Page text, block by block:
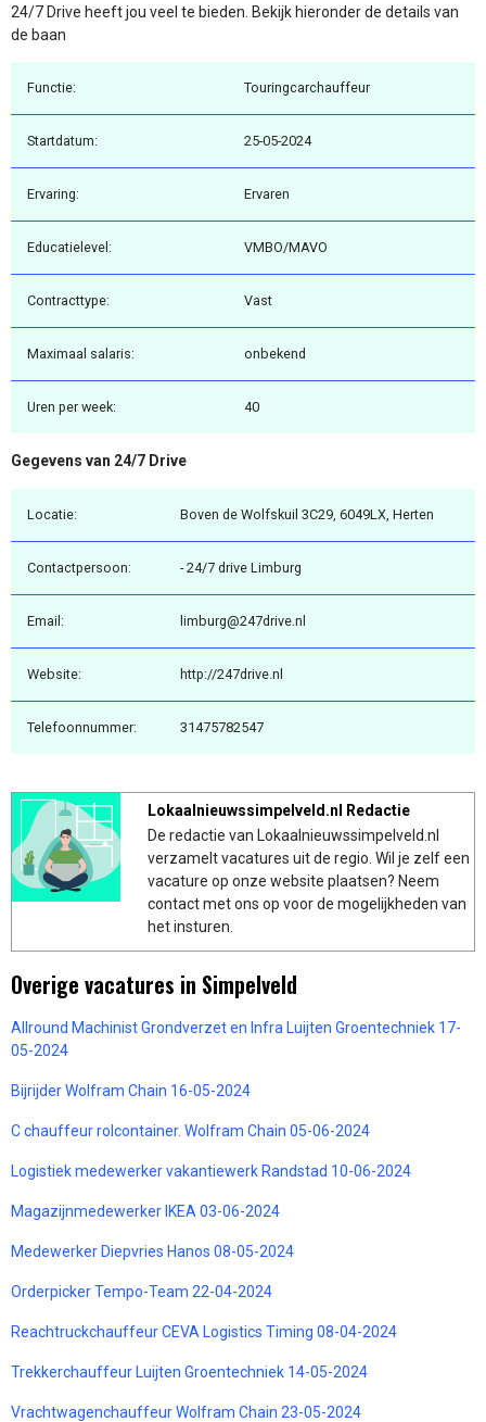
24/7 Drive heeft jou veel te bieden. Bekijk hieronder de details van
de baan
Functie: Touringcarchauffeur
Startdatum: 25-05-2024
Ervaring: Ervaren
Educatielevel: VMBO/MAVO
Contracttype: Vast
Maximaal salaris: onbekend
Uren per week: 40
Gegevens van 24/7 Drive
Locatie: Boven de Wolfskuil 3C29, 6049LX, Herten
Contactpersoon: - 24/7 drive Limburg
Email: limburg@247drive.nl
Website: http://247drive.nl
Telefoonnummer: 31475782547
Lokaalnieuwssimpelveld.nl Redactie
De redactie van Lokaalnieuwssimpelveld.nl
verzamelt vacatures uit de regio. Wil je zelf een
vacature op onze website plaatsen? Neem
contact met ons op voor de mogelijkheden van
het insturen.
Overige vacatures in Simpelveld
Allround Machinist Grondverzet en Infra Luijten Groentechniek 17-
05-2024
Bijrijder Wolfram Chain 16-05-2024
C chauffeur rolcontainer. Wolfram Chain 05-06-2024
Logistiek medewerker vakantiewerk Randstad 10-06-2024
Magazijnmedewerker IKEA 03-06-2024
Medewerker Diepvries Hanos 08-05-2024
Orderpicker Tempo-Team 22-04-2024
Reachtruckchauffeur CEVA Logistics Timing 08-04-2024
Trekkerchauffeur Luijten Groentechniek 14-05-2024
Vrachtwagenchauffeur Wolfram Chain 23-05-2024